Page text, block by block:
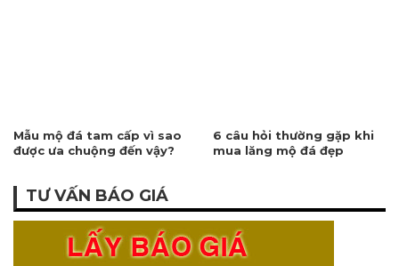
Mẫu mộ đá tam cấp vì sao
được ưa chuộng đến vậy?
6 câu hỏi thường gặp khi
mua lăng mộ đá đẹp
TƯ VẤN BÁO GIÁ